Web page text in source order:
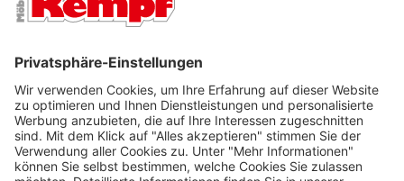
FILIALEN
FOLGEN SIE UNS